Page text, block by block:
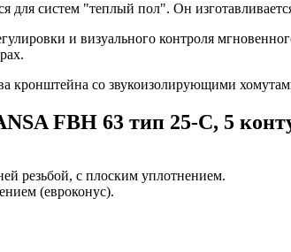
для систем "теплый пол". Он
и визуального контроля
кронштейна со звукоизолирующими
FBH 63 тип 25-С, 5
резьбой, с плоским уплотнением.
(евроконус).